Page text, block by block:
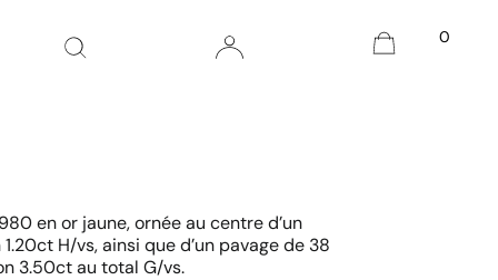
0
en or jaune, ornée au centre d’un
H/vs, ainsi que d’un pavage de 38
3.50ct au total G/vs.